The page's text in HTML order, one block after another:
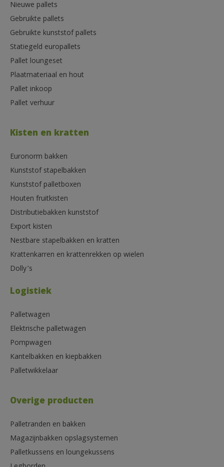
Nieuwe pallets
Gebruikte pallets
Gebruikte kunststof pallets
Statiegeld europallets
Pallet loungeset
Plaatmateriaal en hout
Pallet inkoop
Pallet verhuur
Kisten en kratten
Euronorm bakken
Kunststof stapelbakken
Kunststof palletboxen
Houten fruitkisten
Distributiebakken kunststof
Export kisten
Nestbare stapelbakken en kratten
Krattenkarren en krattenrekken op wielen
Dolly’s
Logistiek
Palletwagen
Elektrische palletwagen
Pompwagen
Kantelbakken en kiepbakken
Palletwikkelaar
Overige producten
Palletranden en bakken
Magazijnbakken opslagsystemen
Palletkussens en loungekussens